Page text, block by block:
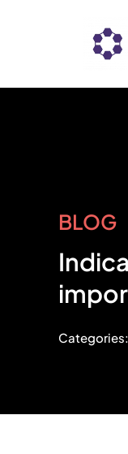
BLOG
Categories: